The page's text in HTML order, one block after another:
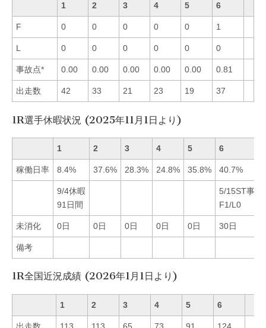
1 2 3 4 5 6
F 0 0 0 0 0 1
L 0 0 0 0 0 0
事故点* 0.00 0.00 0.00 0.00 0.00 0.81
出走数 42 33 21 23 19 37
1R選手休暇状況 (2025年11月1日より)
1 2 3 4 5 6
稼働日率 8.4% 37.6% 28.3% 24.8% 35.8% 40.7%
9/4休暇
91日間
5/15ST事
F1/L0
未消化 0日 0日 0日 0日 0日 30日
備考
1R全国近況成績 (2026年1月1日より)
1 2 3 4 5 6